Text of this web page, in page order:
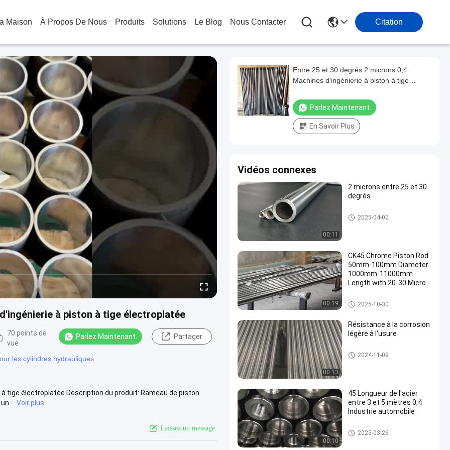
Maison À Propos De Nous Produits Solutions Le Blog Nous Contacter Citation
à piston à tige électroplatée
70 points de
vue
Parlez Maintenant. Partager
les cylindres hydrauliques
tige électroplatée Description du produit: Rameau de piston
...
Voir plus
Laissez un message.
Entre 25 et 30 degrés 2 microns 0,4
Machines d'ingénierie à piston à tige
Parlez Maintenant.
En Savoir Plus
Vidéos connexes
00:11
2 microns entre 25 et 30
degrés
Rameau de piston électroplaq
ué trempé
2025-04-02
00:19
CK45 Chrome Piston Rod
50mm-100mm Diameter
1000mm-11000mm
Length with 20-30 Micron
Tige de piston chromée
2025-10-30
00:13
Résistance à la corrosion
légère à l'usure
Barre métallique creuse
2024-11-09
00:10
45 Longueur de l'acier
entre 3 et 5 mètres 0,4
Industrie automobile
Barre à piston creuse
2025-03-26